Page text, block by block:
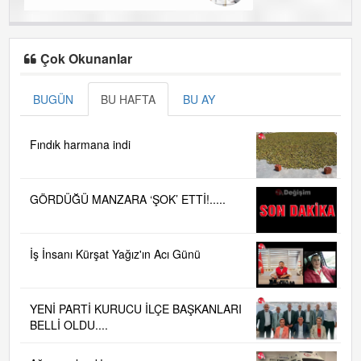
Çok Okunanlar
BUGÜN BU HAFTA BU AY
Fındık harmana indi
GÖRDÜĞÜ MANZARA ‘ŞOK’ ETTİ!.....
İş İnsanı Kürşat Yağız'ın Acı Günü
YENİ PARTİ KURUCU İLÇE BAŞKANLARI
BELLİ OLDU....